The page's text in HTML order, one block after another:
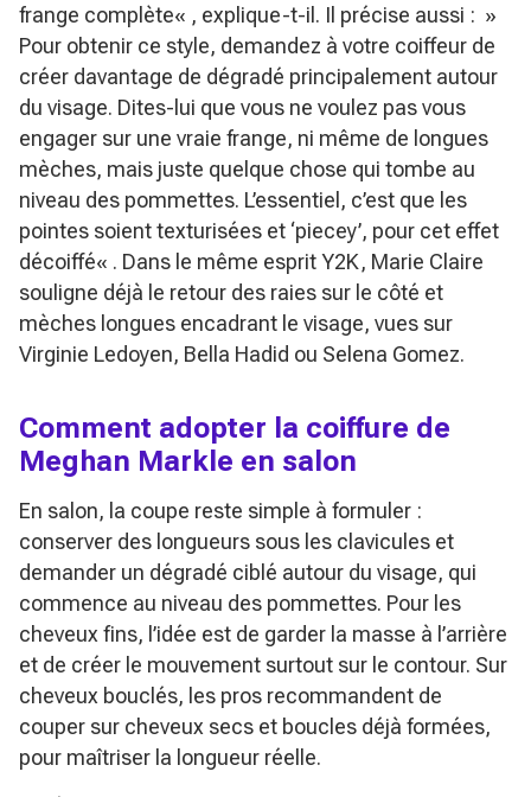
frange complète« , explique-t-il. Il précise aussi : »
Pour obtenir ce style, demandez à votre coiffeur de
créer davantage de dégradé principalement autour
du visage. Dites-lui que vous ne voulez pas vous
engager sur une vraie frange, ni même de longues
mèches, mais juste quelque chose qui tombe au
niveau des pommettes. L’essentiel, c’est que les
pointes soient texturisées et ‘piecey’, pour cet effet
décoiffé« . Dans le même esprit Y2K, Marie Claire
souligne déjà le retour des raies sur le côté et
mèches longues encadrant le visage, vues sur
Virginie Ledoyen, Bella Hadid ou Selena Gomez.
Comment adopter la coiffure de
Meghan Markle en salon
En salon, la coupe reste simple à formuler :
conserver des longueurs sous les clavicules et
demander un dégradé ciblé autour du visage, qui
commence au niveau des pommettes. Pour les
cheveux fins, l’idée est de garder la masse à l’arrière
et de créer le mouvement surtout sur le contour. Sur
cheveux bouclés, les pros recommandent de
couper sur cheveux secs et boucles déjà formées,
pour maîtriser la longueur réelle.